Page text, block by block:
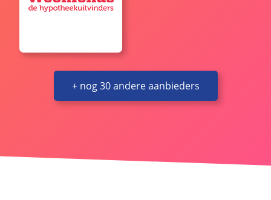
+ nog 30 andere aanbieders